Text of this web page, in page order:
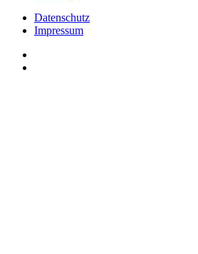
Datenschutz
Impressum